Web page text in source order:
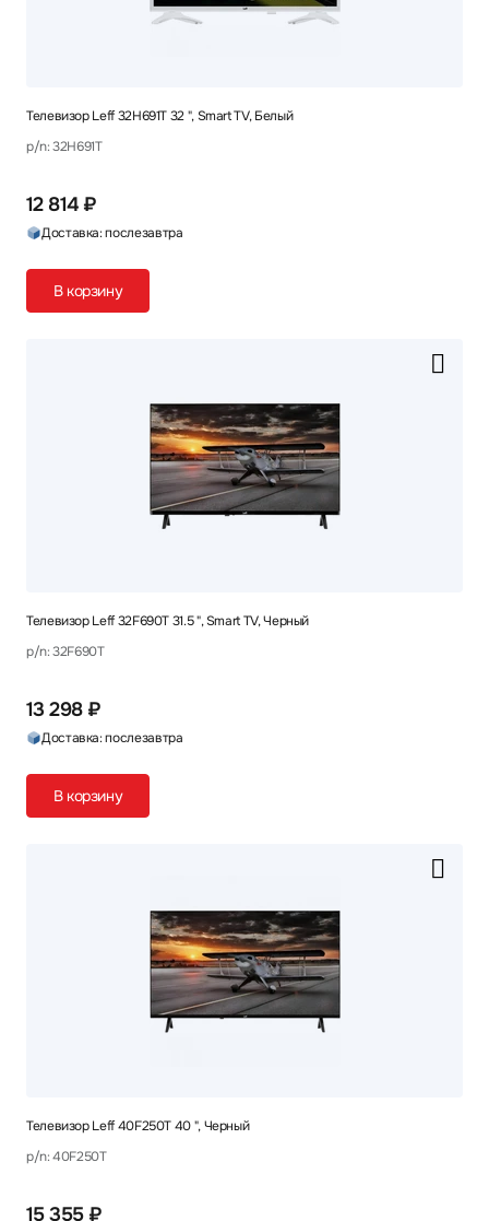
Телевизор Leff 32H691T 32 ", Smart TV, Белый
p/n: 32H691T
12 814 ₽
Доставка: послезавтра
В корзину
Телевизор Leff 32F690T 31.5 ", Smart TV, Черный
p/n: 32F690T
13 298 ₽
Доставка: послезавтра
В корзину
Телевизор Leff 40F250T 40 ", Черный
p/n: 40F250T
15 355 ₽